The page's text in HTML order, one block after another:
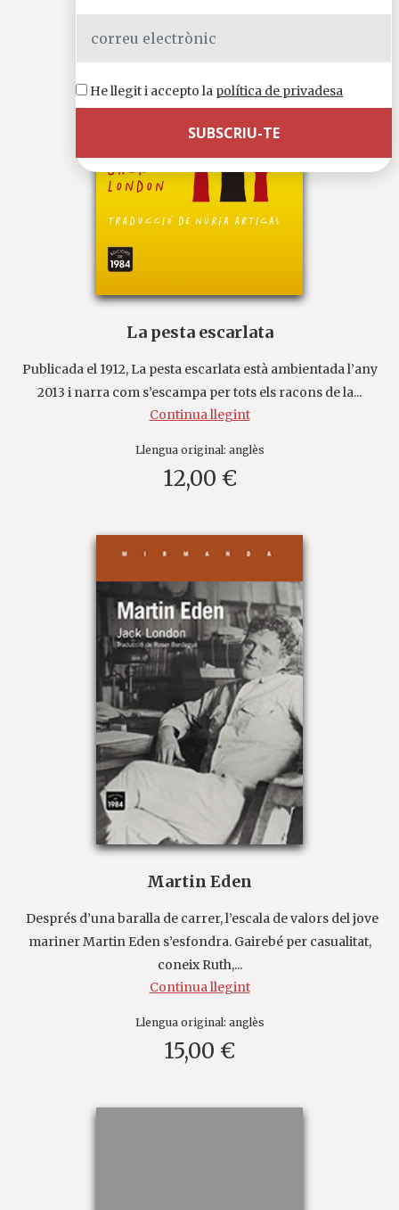
La pesta escarlata
Publicada el 1912, La pesta escarlata està ambientada l’any
2013 i narra com s’escampa per tots els racons de la...
Continua llegint
Llengua original: anglès
12,00 €
Martin Eden
Després d’una baralla de carrer, l’escala de valors del jove
mariner Martin Eden s’esfondra. Gairebé per casualitat,
coneix Ruth,...
Continua llegint
Llengua original: anglès
15,00 €
He llegit i accepto la política de privadesa